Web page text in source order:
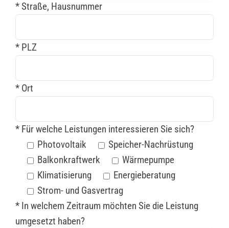
* Straße, Hausnummer
* PLZ
* Ort
* Für welche Leistungen interessieren Sie sich?
Photovoltaik
Speicher-Nachrüstung
Balkonkraftwerk
Wärmepumpe
Klimatisierung
Energieberatung
Strom- und Gasvertrag
* In welchem Zeitraum möchten Sie die Leistung
umgesetzt haben?